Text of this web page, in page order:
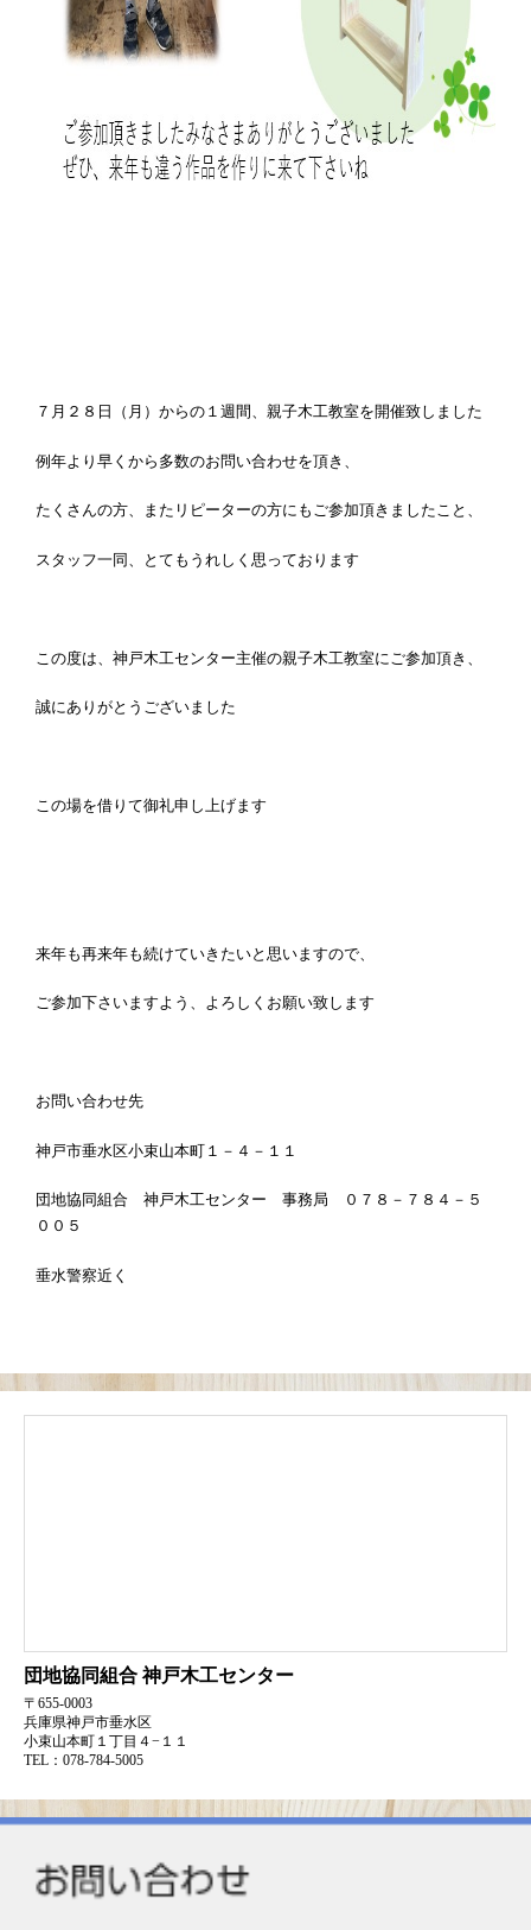
７月２８日（月）からの１週間、親子木工教室を開催致しました
例年より早くから多数のお問い合わせを頂き、
たくさんの方、またリピーターの方にもご参加頂きましたこと、
スタッフ一同、とてもうれしく思っております
この度は、神戸木工センター主催の親子木工教室にご参加頂き、
誠にありがとうございました
この場を借りて御礼申し上げます
来年も再来年も続けていきたいと思いますので、
ご参加下さいますよう、よろしくお願い致します
お問い合わせ先
神戸市垂水区小束山本町１－４－１１
団地協同組合 神戸木工センター 事務局 ０７８－７８４－５
００５
垂水警察近く
団地協同組合神戸木工センター
〒655-0003
兵庫県神戸市垂水区
小束山本町１丁目４−１１
TEL：078-784-5005